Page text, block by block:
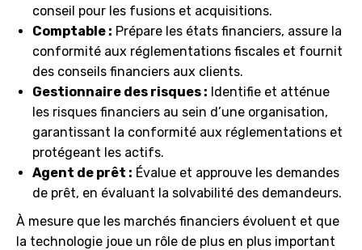
conseil pour les fusions et acquisitions.
Comptable : Prépare les états financiers, assure la
conformité aux réglementations fiscales et fournit
des conseils financiers aux clients.
Gestionnaire des risques : Identifie et atténue
les risques financiers au sein d’une organisation,
garantissant la conformité aux réglementations et
protégeant les actifs.
Agent de prêt : Évalue et approuve les demandes
de prêt, en évaluant la solvabilité des demandeurs.
À mesure que les marchés financiers évoluent et que
la technologie joue un rôle de plus en plus important